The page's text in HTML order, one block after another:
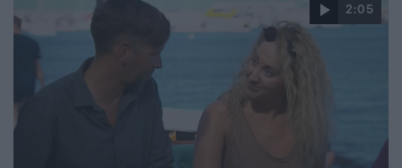
2:05